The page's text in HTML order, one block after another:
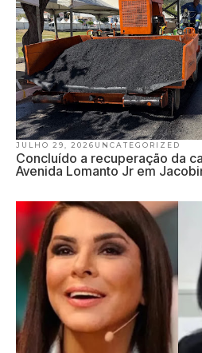
JULHO 29, 2026 UNCATEGORIZED
Concluído a recuperação da
Avenida Lomanto Jr em